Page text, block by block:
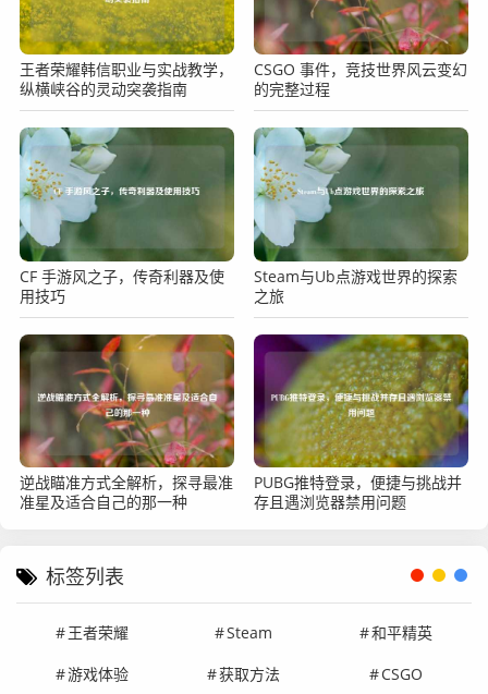
王者荣耀韩信职业与实战教学，
纵横峡谷的灵动突袭指南
CSGO 事件，竞技世界风云变幻
的完整过程
CF 手游风之子，传奇利器及使
用技巧
Steam与Ub点游戏世界的探索
之旅
逆战瞄准方式全解析，探寻最准
准星及适合自己的那一种
PUBG推特登录，便捷与挑战并
存且遇浏览器禁用问题
标签列表
王者荣耀 Steam
和平精英
游戏体验
获取方法 CSGO